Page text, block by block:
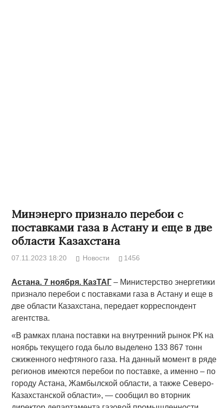
Минэнерго признало перебои с
поставками газа в Астану и еще в две
области Казахстана
07.11.2023 18:20 Новости 1456
Астана. 7 ноября. КазТАГ– Министерство энергетики
признало перебои с поставками газа в Астану и еще в
две области Казахстана, передает корреспондент
агентства.
«В рамках плана поставки на внутренний рынок РК на
ноябрь текущего года было выделено 133 867 тонн
сжиженного нефтяного газа. На данный момент в ряде
регионов имеются перебои по поставке, а именно – по
городу Астана, Жамбылской области, а также Северо-
Казахстанской области», — сообщил во вторник